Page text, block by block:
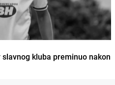
kluba preminuo nakon